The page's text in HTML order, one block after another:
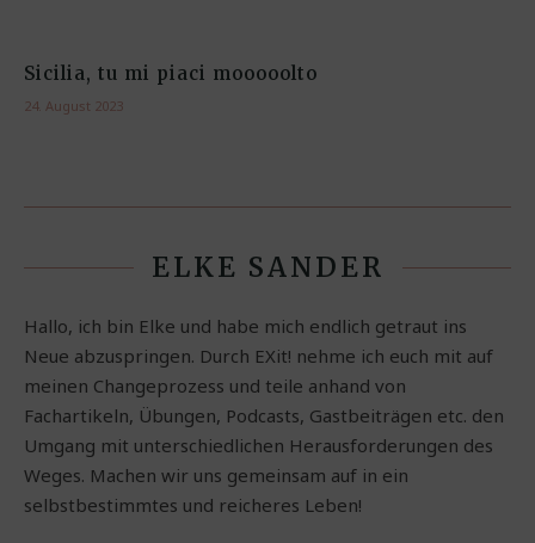
Sicilia, tu mi piaci mooooolto
24. August 2023
ELKE SANDER
Hallo, ich bin Elke und habe mich endlich getraut ins
Neue abzuspringen. Durch EXit! nehme ich euch mit auf
meinen Changeprozess und teile anhand von
Fachartikeln, Übungen, Podcasts, Gastbeiträgen etc. den
Umgang mit unterschiedlichen Herausforderungen des
Weges. Machen wir uns gemeinsam auf in ein
selbstbestimmtes und reicheres Leben!